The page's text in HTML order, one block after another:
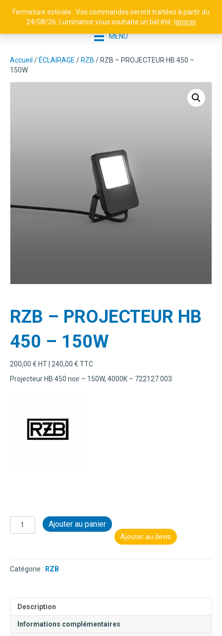
Fermeture estivale : Vos commandes seront traitées à partir du
24/08/26. Luminance vous souhaite un bel été.
Ignorer
BORNE EN ALUMINIUM H800 -
TETRA N°3 SYM / ASYM -
SYMÉTRIQUE, BLANC
671,38€
MENU
Accueil / ÉCLAIRAGE / RZB / RZB – PROJECTEUR HB 450 –
150W
RZB – PROJECTEUR HB
450 – 150W
200,00 € HT | 240,00 € TTC
Projecteur HB 450 noir – 150W, 4000K – 722127.003
quantité
de
PROJECTEUR
HB
150W
Ajouter au panier
Ajouter au devis
Catégorie : RZB
Description
Informations complémentaires